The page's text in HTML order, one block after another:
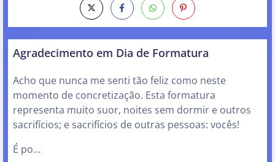
Agradecimento em Dia de Formatura
Acho que nunca me senti tão feliz como neste
momento de concretização. Esta formatura
representa muito suor, noites sem dormir e outros
sacrifícios; e sacrifícios de outras pessoas: vocês!
É po…